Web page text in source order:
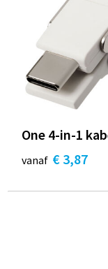
One 4-in-1
vanaf € 3,87